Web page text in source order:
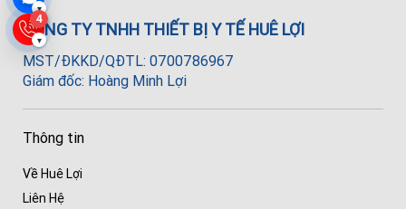
▾
4
▾
CÔNG TY TNHH THIẾT BỊ Y TẾ HUÊ LỢI
MST/ĐKKD/QĐTL: 0700786967
Giám đốc: Hoàng Minh Lợi
Thông tin
Về Huê Lợi
Liên Hệ